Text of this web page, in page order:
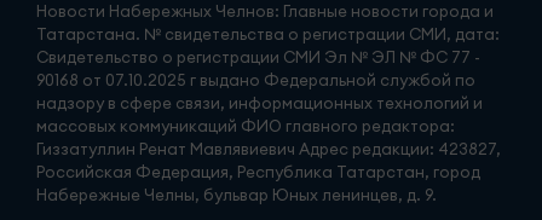
Новости Набережных Челнов: Главные новости города и
Татарстана. № свидетельства о регистрации СМИ, дата:
Свидетельство о регистрации СМИ Эл № ЭЛ № ФС 77 -
90168 от 07.10.2025 г выдано Федеральной службой по
надзору в сфере связи, информационных технологий и
массовых коммуникаций ФИО главного редактора:
Гиззатуллин Ренат Мавлявиевич Адрес редакции: 423827,
Российская Федерация, Республика Татарстан, город
Набережные Челны, бульвар Юных ленинцев, д. 9.